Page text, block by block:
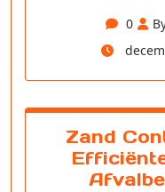
0
Zand